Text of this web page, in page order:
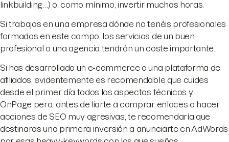
linkbuilding…) o, como mínimo, invertir muchas horas.
Si trabajas en una empresa dónde no tenéis profesionales
formados en este campo, los servicios de un buen
profesional o una agencia tendrán un coste importante.
Si has desarrollado un e-commerce o una plataforma de
afiliados, evidentemente es recomendable que cuides
desde el primer día todos los aspectos técnicos y
OnPage pero, antes de liarte a comprar enlaces o hacer
acciones de SEO muy agresivas, te recomendaría que
destinaras una primera inversión a anunciarte en AdWords